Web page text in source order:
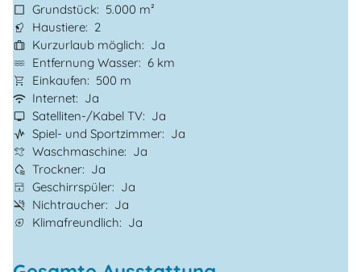
Grundstück
5.000 m²
Haustiere
2
Kurzurlaub möglich
Ja
Entfernung Wasser
6 km
Einkaufen
500 m
Internet
Ja
Satelliten-/Kabel TV
Ja
Spiel- und Sportzimmer
Ja
Waschmaschine
Ja
Trockner
Ja
Geschirrspüler
Ja
Nichtraucher
Ja
Klimafreundlich
Ja